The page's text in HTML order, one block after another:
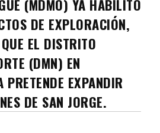
(MDMO) YA HABILITÓ
DE EXPLORACIÓN,
EL DISTRITO
(DMN) EN
PRETENDE EXPANDIR
DE SAN JORGE.